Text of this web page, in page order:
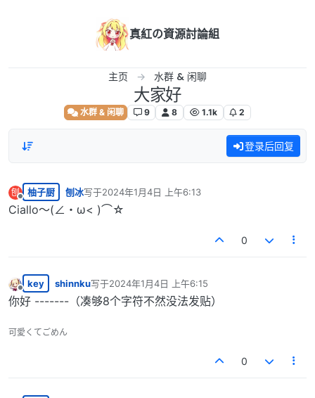
真紅の資源討論組
主页 水群 & 闲聊
大家好
水群 & 闲聊 9 8 1.1k 2
登录后回复
刨
离线
柚子厨 刨冰写于2024年1月4日 上午6:13
最后由 编辑
Ciallo～(∠・ω< )⌒☆
0
离线
key shinnku写于2024年1月4日 上午6:15
最后由 编辑
你好 -------（凑够8个字符不然没法发贴）
可愛くてごめん
0